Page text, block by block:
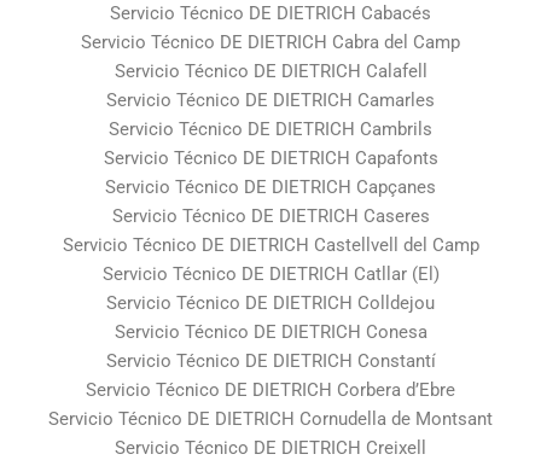
Servicio Técnico DE DIETRICH Cabacés
Servicio Técnico DE DIETRICH Cabra del Camp
Servicio Técnico DE DIETRICH Calafell
Servicio Técnico DE DIETRICH Camarles
Servicio Técnico DE DIETRICH Cambrils
Servicio Técnico DE DIETRICH Capafonts
Servicio Técnico DE DIETRICH Capçanes
Servicio Técnico DE DIETRICH Caseres
Servicio Técnico DE DIETRICH Castellvell del Camp
Servicio Técnico DE DIETRICH Catllar (El)
Servicio Técnico DE DIETRICH Colldejou
Servicio Técnico DE DIETRICH Conesa
Servicio Técnico DE DIETRICH Constantí
Servicio Técnico DE DIETRICH Corbera d’Ebre
Servicio Técnico DE DIETRICH Cornudella de Montsant
Servicio Técnico DE DIETRICH Creixell